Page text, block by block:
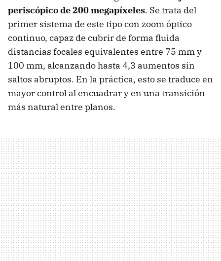
periscópico de 200 megapíxeles. Se trata del
primer sistema de este tipo con zoom óptico
continuo, capaz de cubrir de forma fluida
distancias focales equivalentes entre 75 mm y
100 mm, alcanzando hasta 4,3 aumentos sin
saltos abruptos. En la práctica, esto se traduce en
mayor control al encuadrar y en una transición
más natural entre planos.